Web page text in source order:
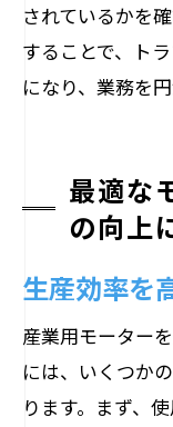
されているかを
することで、ト
になり、業務を
最適な
の向上
生産効率を
産業用モーター
には、いくつか
ります。まず、